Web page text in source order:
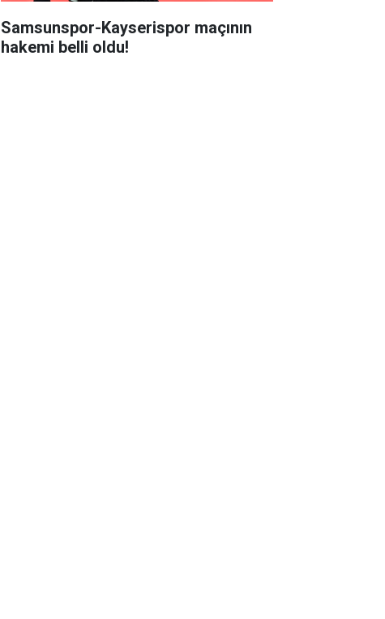
Samsunspor-Kayserispor maçının
hakemi belli oldu!